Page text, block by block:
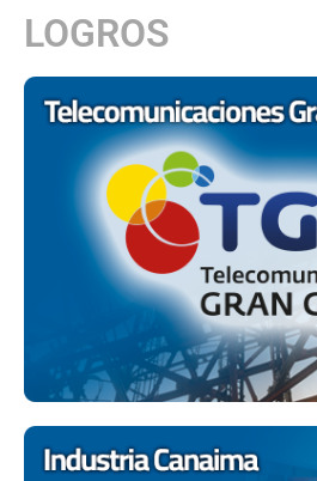
LOGROS